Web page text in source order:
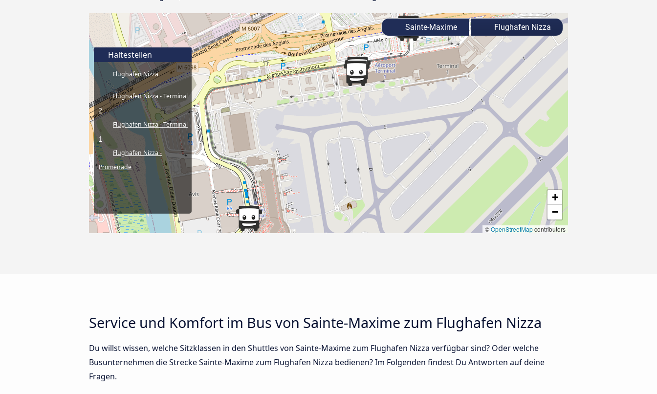
+
−
©OpenStreetMapcontributors
Haltestellen
Flughafen Nizza
Flughafen Nizza - Terminal
2
Flughafen Nizza - Terminal
1
Flughafen Nizza -
Promenade
Sainte-Maxime Flughafen Nizza
Service und Komfort im Bus von Sainte-Maxime zum Flughafen Nizza
Du willst wissen, welche Sitzklassen in den Shuttles von Sainte-Maxime zum Flughafen Nizza verfügbar sind? Oder welche
Busunternehmen die Strecke Sainte-Maxime zum Flughafen Nizza bedienen? Im Folgenden findest Du Antworten auf deine
Fragen.